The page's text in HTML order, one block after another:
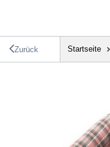
Zurück Startseite